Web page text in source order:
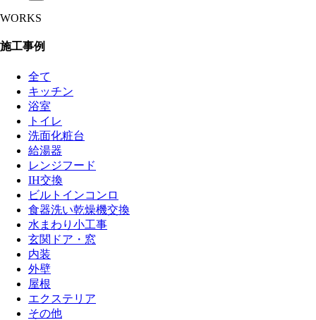
WORKS
施工事例
全て
キッチン
浴室
トイレ
洗面化粧台
給湯器
レンジフード
IH交換
ビルトインコンロ
食器洗い乾燥機交換
水まわり小工事
玄関ドア・窓
内装
外壁
屋根
エクステリア
その他